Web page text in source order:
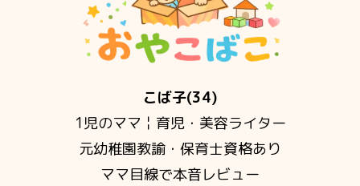
こば子(34)
1児のママ￤育児・美容ライター
元幼稚園教諭・保育士資格あり
ママ目線で本音レビュー